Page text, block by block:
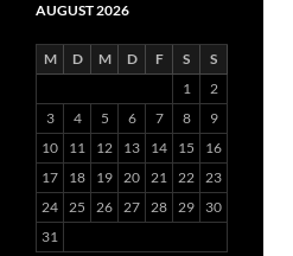
AUGUST 2026
M D M D F S
S
1
2
3
4 5 6 7 8
9
10
11 12 13 14 15
16
17
18 19 20 21 22 23
24 25 26 27 28 29
30
31